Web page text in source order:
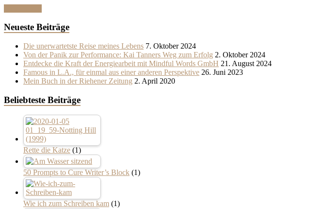
Neueste Beiträge
Die unerwartetste Reise meines Lebens 7. Oktober 2024
Von der Panik zur Performance: Kai Tanners Weg zum Erfolg 2. Oktober 2024
Entdecke die Kraft der Energiearbeit mit Mindful Words GmbH 21. August 2024
Famous in L.A., für einmal aus einer anderen Perspektive 26. Juni 2023
Mein Buch in der Riehener Zeitung 2. April 2020
Beliebteste Beiträge
Rette die Katze (1)
50 Prompts to Cure Writer’s Block (1)
Wie ich zum Schreiben kam (1)